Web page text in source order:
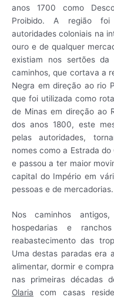
anos 1700 como
Proibido. A região foi
autoridades coloniais na
ouro e de qualquer
existiam nos sertões da
caminhos, que cortava a
Negra em direção ao rio
que foi utilizada como
de Minas em direção ao
dos anos 1800, este
pelas autoridades,
nomes como a Estrada
e passou a ter maior
capital do Império em
pessoas e de mercadorias.
Nos caminhos
hospedarias e
reabastecimento das
Uma destas paradas era
alimentar, dormir e
nas primeiras décadas
Olaria com casas